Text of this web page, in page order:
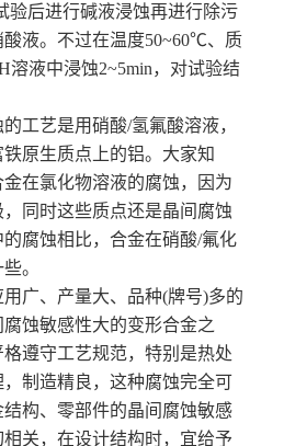
验后进行碱液浸蚀再进行除污
液。不过在温度50~60℃、质
溶液中浸蚀2~5min，对试验结
工艺是用硝酸/氢氟酸溶液，
原生质点上的铝。大家知
在氯化物溶液的腐蚀，因为
同时这些质点还是晶间腐蚀
腐蚀相比，合金在硝酸/氟化
。
广、产量大、品种(牌号)多的
腐蚀敏感性大的变形合金之
遵守工艺规范，特别是热处
制造精良，这种腐蚀完全可
结构、零部件的晶间腐蚀敏感
关，在设计结构时，宜给予